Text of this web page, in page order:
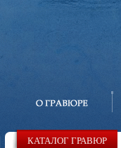
КАТАЛОГ ГРАВЮР